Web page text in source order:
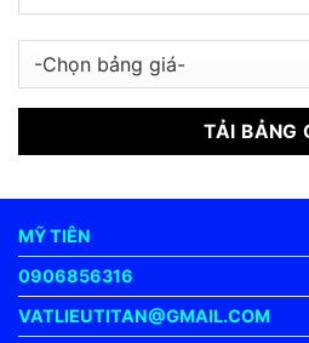
MỸ TIÊN
0906856316
VATLIEUTITAN@GMAIL.COM